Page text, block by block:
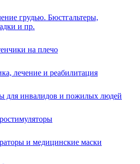
грудью. Бюстгальтеры,
и пр.
на плечо
лечение и реабилитация
для инвалидов и пожилых людей
и медицинские маски